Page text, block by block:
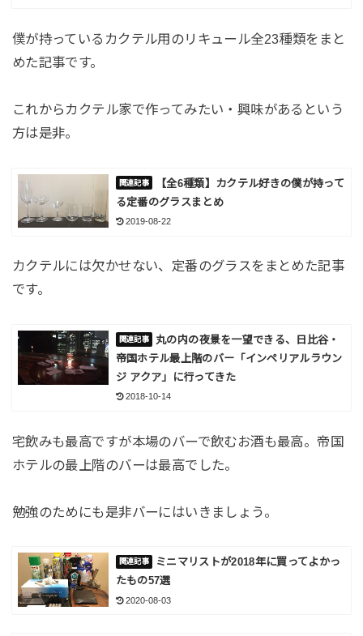
僕が持っているカクテル用のリキュール全23種類をまと
めた記事です。
これからカクテル家で作ってみたい・興味があるという
方は是非。
【全6種類】カクテル好きの僕が持って
る定番のグラスまとめ
2019-08-22
カクテルには欠かせない、定番のグラスをまとめた記事
です。
丸の内の夜景を一望できる、日比谷・
帝国ホテル最上階のバー「インペリアルラウン
ジ アクア」に行ってきた
2018-10-14
宅飲みも最高ですが本場のバーで飲むお酒も最高。帝国
ホテルの最上階のバーは最高でした。
勉強のためにも是非バーにはいきましょう。
ミニマリストが2018年に買ってよかっ
たもの57選
2020-08-03